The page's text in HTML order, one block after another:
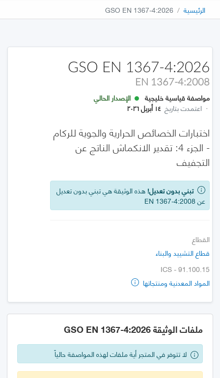
الرئيسية GSO EN 1367-4:2026
GSO EN 1367-4:2026
EN 1367-4:2008
مواصفة قياسية خليجية
الإصدار الحالي
· اعتمدت بتاريخ ١٤ أبريل ٢٠٢٦
اختبارات الخصائص الحرارية والجوية للركام
- الجزء 4: تقدير الانكماش الناتج عن
التجفيف
تبني بدون تعديل! هذه الوثيقة هي تبني بدون تعديل
عن EN 1367-4:2008
القطاع
قطاع التشييد والبناء
ICS - 91.100.15
المواد المعدنية ومنتجاتها
ملفات الوثيقة GSO EN 1367-4:2026
لا تتوفر في المتجر أية ملفات لهذه المواصفة حالياً